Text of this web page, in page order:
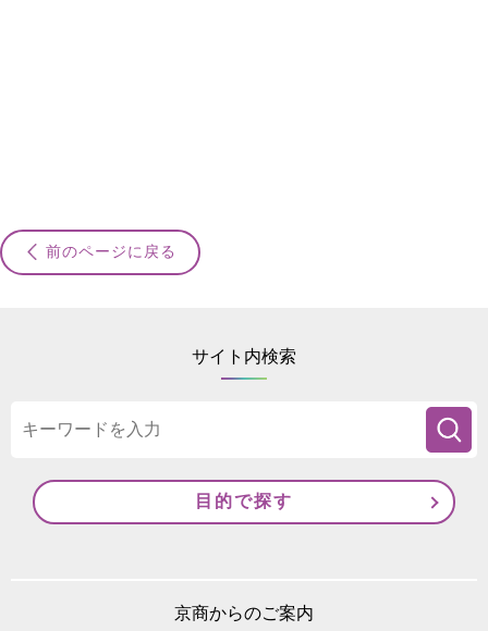
前のページに戻る
サイト内検索
目的で探す
京商からのご案内